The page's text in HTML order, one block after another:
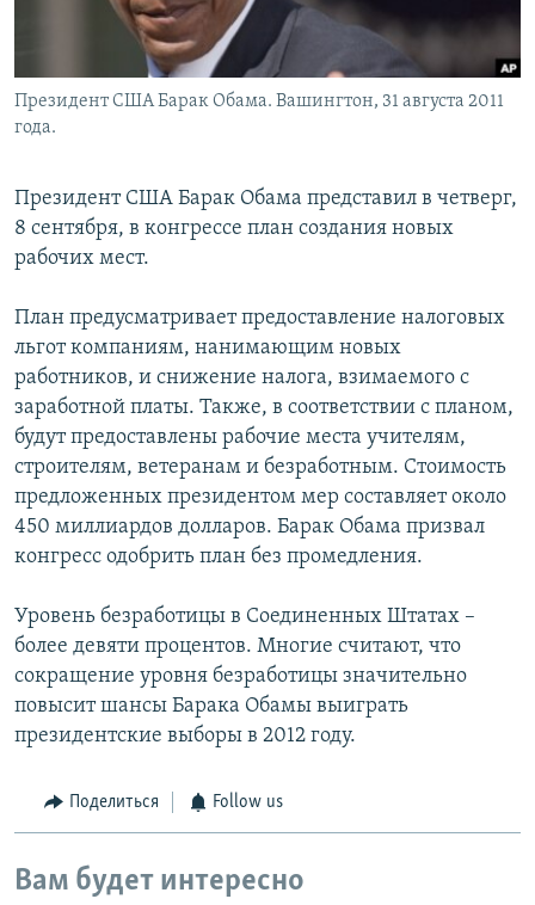
Президент США Барак Обама. Вашингтон, 31 августа 2011
года.
Президент США Барак Обама представил в четверг,
8 сентября, в конгрессе план создания новых
рабочих мест.
План предусматривает предоставление налоговых
льгот компаниям, нанимающим новых
работников, и снижение налога, взимаемого с
заработной платы. Также, в соответствии с планом,
будут предоставлены рабочие места учителям,
строителям, ветеранам и безработным. Стоимость
предложенных президентом мер составляет около
450 миллиардов долларов. Барак Обама призвал
конгресс одобрить план без промедления.
Уровень безработицы в Соединенных Штатах –
более девяти процентов. Многие считают, что
сокращение уровня безработицы значительно
повысит шансы Барака Обамы выиграть
президентские выборы в 2012 году.
Поделиться Follow us
Вам будет интересно